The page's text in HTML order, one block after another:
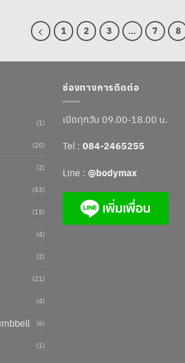
1 2 3 … 7 8
(1)
(20)
(2)
(53)
(15)
(4)
(2)
(21)
(4)
(6)
(1)
ช่องทางการติดต่อ
เปิดทุกวัน 09.00-18.00 น.
Tel : 084-2465255
Line : @bodymax